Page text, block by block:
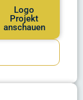
Logo
Projekt
anschauen